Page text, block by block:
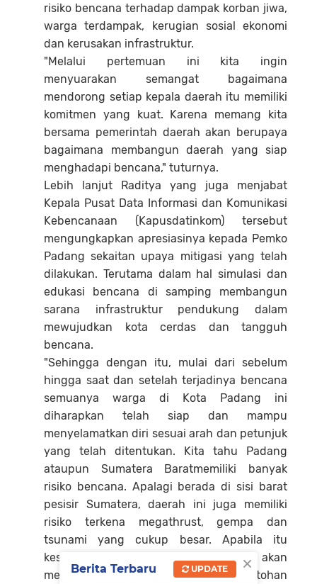
risiko bencana terhadap dampak korban jiwa,
warga terdampak, kerugian sosial ekonomi
dan kerusakan infrastruktur.
"Melalui pertemuan ini kita ingin
menyuarakan semangat bagaimana
mendorong setiap kepala daerah itu memiliki
komitmen yang kuat. Karena memang kita
bersama pemerintah daerah akan berupaya
bagaimana membangun daerah yang siap
menghadapi bencana," tuturnya.
Lebih lanjut Raditya yang juga menjabat
Kepala Pusat Data Informasi dan Komunikasi
Kebencanaan (Kapusdatinkom) tersebut
mengungkapkan apresiasinya kepada Pemko
Padang sekaitan upaya mitigasi yang telah
dilakukan. Terutama dalam hal simulasi dan
edukasi bencana di samping membangun
sarana infrastruktur pendukung dalam
mewujudkan kota cerdas dan tangguh
bencana.
"Sehingga dengan itu, mulai dari sebelum
hingga saat dan setelah terjadinya bencana
semuanya warga di Kota Padang ini
diharapkan telah siap dan mampu
menyelamatkan diri sesuai arah dan petunjuk
yang telah ditentukan. Kita tahu Padang
ataupun Sumatera Baratmemiliki banyak
risiko bencana. Apalagi berada di sisi barat
pesisir Sumatera, daerah ini juga memiliki
risiko terkena megathrust, gempa dan
tsunami yang cukup besar. Apabila itu
kesiapsiagaan itu dilakukan, kita akan
menjadi Sumbar sebagai daerah percontohan
×
Berita Terbaru UPDATE